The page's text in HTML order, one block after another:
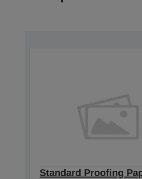
Standard Proofing